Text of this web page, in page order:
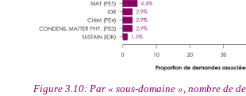
Figure 3.10: Par « sous-domaine », nombre de